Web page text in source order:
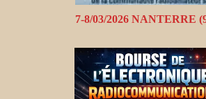
7-8/03/2026 NANTERRE